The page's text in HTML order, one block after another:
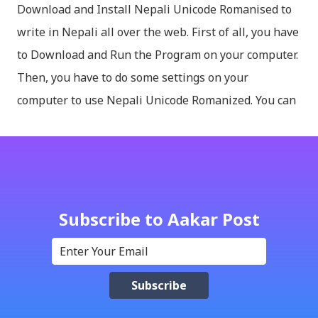
Download and Install Nepali Unicode Romanised to
write in Nepali all over the web. First of all, you have
to Download and Run the Program on your computer.
Then, you have to do some settings on your
computer to use Nepali Unicode Romanized. You can
Language and Regional settings; Open Regional
Language Options; Go to Language Options & tick on
check box (install files..... Thai, instal....east
Asian...languages): Click apply-it might ask for
Subscribe to Aakar Post